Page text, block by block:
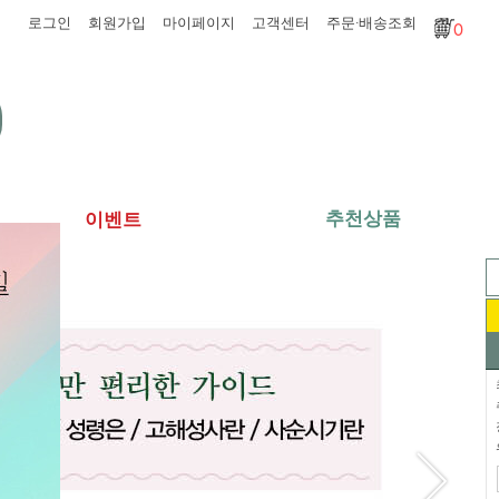
로그인 회원가입 마이페이지 고객센터 주문·배송조회 0
이벤트 추천상품